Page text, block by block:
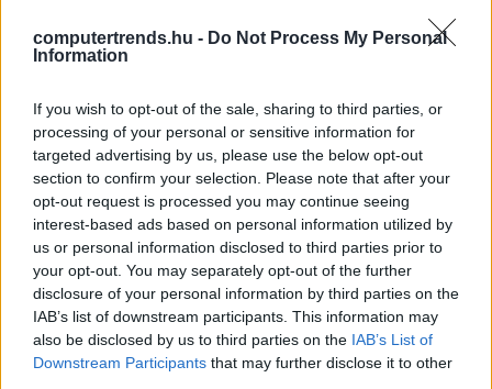
computertrends.hu - Do Not Process My Personal
Information
If you wish to opt-out of the sale, sharing to third parties, or
processing of your personal or sensitive information for
targeted advertising by us, please use the below opt-out
section to confirm your selection. Please note that after your
opt-out request is processed you may continue seeing
interest-based ads based on personal information utilized by
us or personal information disclosed to third parties prior to
your opt-out. You may separately opt-out of the further
disclosure of your personal information by third parties on the
IAB’s list of downstream participants. This information may
also be disclosed by us to third parties on the IAB’s List of
Downstream Participants that may further disclose it to other
elmulasztásával magunkkal szúrunk ki, mert az optimális
helyett beérjük egy gyengébb minőségű
Diákok a munkaerőpiacon: Így formálják a 2026-os
trendeket a fiatalok elvárásai (X)
A diákoknak már nem elég a magas órabér,
rugalmasságot is várnak.
Címkék: #it #microsoft #windows 10
#windows